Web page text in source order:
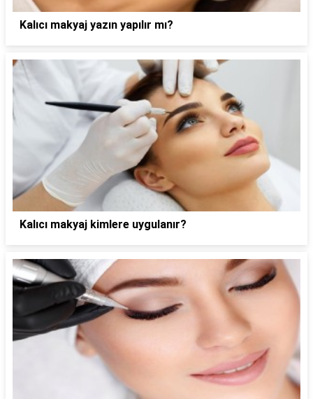
Kalıcı makyaj yazın yapılır mı?
Kalıcı makyaj kimlere uygulanır?